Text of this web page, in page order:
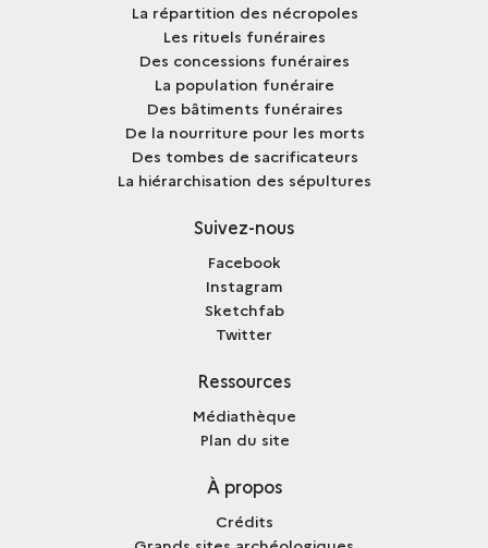
La répartition des nécropoles
Les rituels funéraires
Des concessions funéraires
La population funéraire
Des bâtiments funéraires
De la nourriture pour les morts
Des tombes de sacrificateurs
La hiérarchisation des sépultures
Suivez-nous
Facebook
Instagram
Sketchfab
Twitter
Ressources
Médiathèque
Plan du site
À propos
Crédits